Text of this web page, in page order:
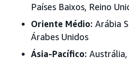
Países Baixos, Reino
Oriente Médio: Arábia
Árabes Unidos
Ásia-Pacífico: Austrália,